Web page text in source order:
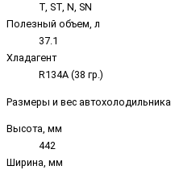
T, ST, N, SN
Полезный объем, л
37.1
Хладагент
R134A (38 гр.)
Размеры и вес автохолодильника
Высота, мм
442
Ширина, мм